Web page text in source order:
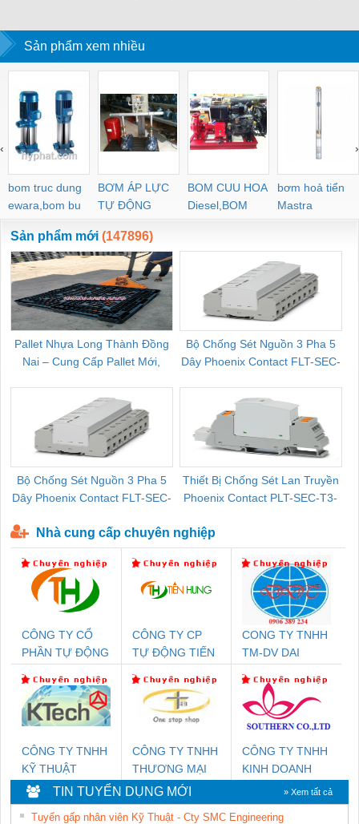
Sản phẩm xem nhiều
bom truc dung
ewara,bom bu
ewara
BƠM ÁP LỰC
TỰ ĐỘNG
BOM CUU HOA
Diesel,BOM
CHUA CHAY
bơm hoả tiển
Mastra
‹ ›
Sản phẩm mới (147896)
Pallet Nhựa Long Thành Đồng
Nai – Cung Cấp Pallet Mới,
Bộ Chống Sét Nguồn 3 Pha 5
Dây Phoenix Contact FLT-SEC-
Bộ Chống Sét Nguồn 3 Pha 5
Dây Phoenix Contact FLT-SEC-
Thiết Bị Chống Sét Lan Truyền
Phoenix Contact PLT-SEC-T3-
Nhà cung cấp chuyên nghiệp
CÔNG TY CỔ
PHẦN TỰ ĐỘNG
CÔNG TY CP
TỰ ĐỘNG TIẾN
CONG TY TNHH
TM-DV DAI
CÔNG TY TNHH
KỸ THUẬT
KTECH VIỆT
NAM
CÔNG TY TNHH
THƯƠNG MẠI
THIÊN ÂN VIỆT
NAM
CÔNG TY TNHH
KINH DOANH
DỊCH VỤ XNK
PHƯƠNG NAM
TIN TUYỂN DỤNG MỚI » Xem tất cả
Tuyển gấp nhân viên Kỹ Thuật - Cty SMC Engineering